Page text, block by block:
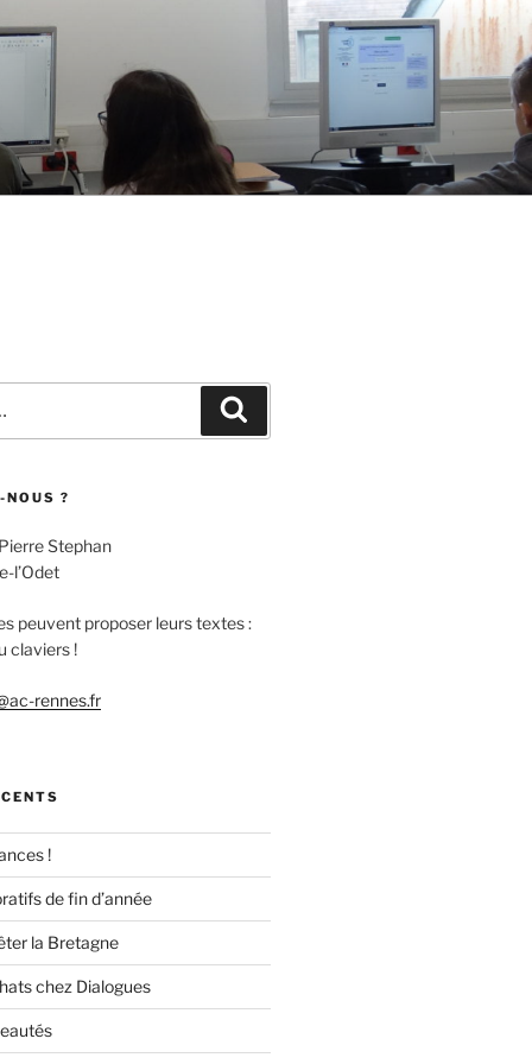
?
Stephan
l’Odet
peuvent proposer leurs textes :
claviers !
rennes.fr
!
de fin d’année
la Bretagne
chez Dialogues